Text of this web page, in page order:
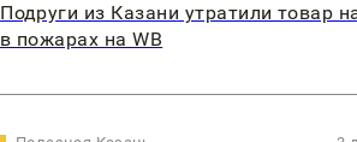
Подруги из Казани утратили товар
в пожарах на WB